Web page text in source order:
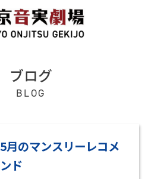
ブログ
BLOG
5月のマンスリーレコメ
ンド